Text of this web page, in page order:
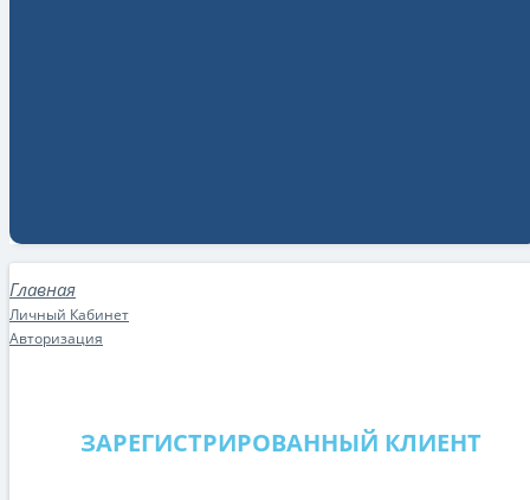
Личный Кабинет
Авторизация
ЗАРЕГИСТРИРОВАННЫЙ КЛИЕНТ